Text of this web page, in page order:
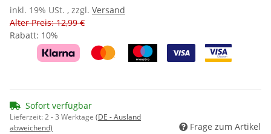
inkl. 19% USt. , zzgl. Versand
Alter Preis: 12,99 €
Rabatt: 10%
Sofort verfügbar
Lieferzeit:2 - 3 Werktage (DE - Ausland
abweichend)
Frage zum Artikel